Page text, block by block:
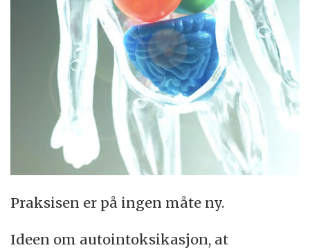
Praksisen er på ingen måte ny.
Ideen om autointoksikasjon, at